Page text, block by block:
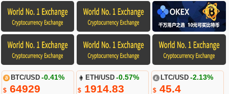
BTC/USD -0.41%
$64929
ETH/USD -0.57%
$ 1914.83
LTC/USD -2.13%
$45.4